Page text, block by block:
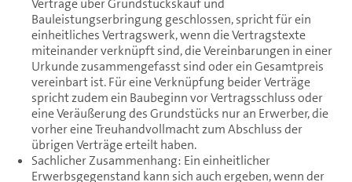
Verträge über Grundstückskauf und
Bauleistungserbringung geschlossen, spricht für ein
einheitliches Vertragswerk, wenn die Vertragstexte
miteinander verknüpft sind, die Vereinbarungen in einer
Urkunde zusammengefasst sind oder ein Gesamtpreis
vereinbart ist. Für eine Verknüpfung beider Verträge
spricht zudem ein Baubeginn vor Vertragsschluss oder
eine Veräußerung des Grundstücks nur an Erwerber, die
vorher eine Treuhandvollmacht zum Abschluss der
übrigen Verträge erteilt haben.
Sachlicher Zusammenhang: Ein einheitlicher
Erwerbsgegenstand kann sich auch ergeben, wenn der